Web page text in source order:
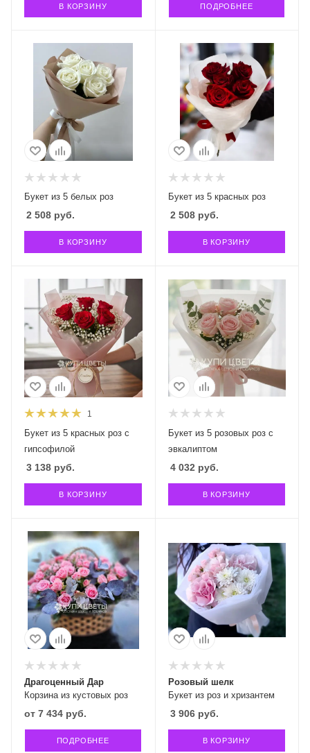
В КОРЗИНУ ПОДРОБНЕЕ
Букет из 5 белых роз
2 508 руб.
В КОРЗИНУ
Букет из 5 красных роз
2 508руб.
В КОРЗИНУ
1
Букет из 5 красных роз с
гипсофилой
3 138 руб.
В КОРЗИНУ
Букет из 5 розовых роз с
эвкалиптом
4 032 руб.
В КОРЗИНУ
Корзина из кустовых роз
Драгоценный Дар
от 7 434 руб.
ПОДРОБНЕЕ
Букет из роз и хризантем
Розовый шелк
3 906руб.
В КОРЗИНУ